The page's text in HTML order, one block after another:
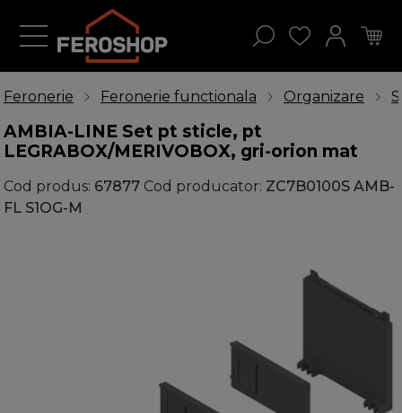
Feronerie Feronerie functionala Organizare
AMBIA-LINE Set pt sticle, pt
LEGRABOX/MERIVOBOX, gri-orion mat
Cod produs: 67877 Cod producator: ZC7B0100S AMB-
FL S1OG-M